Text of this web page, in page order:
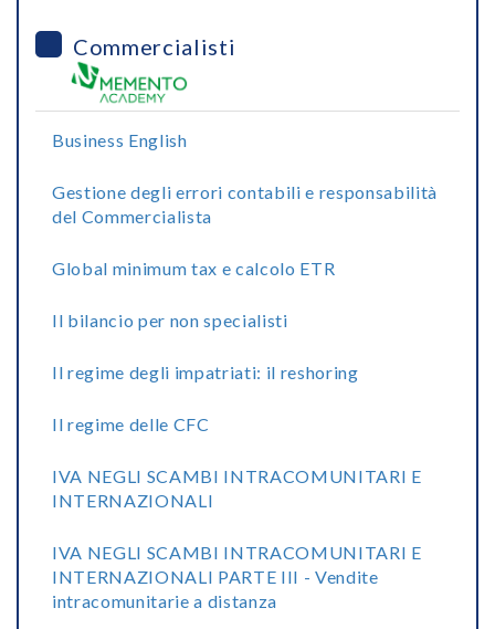
Commercialisti
Business English
Gestione degli errori contabili e responsabilità
del Commercialista
Global minimum tax e calcolo ETR
Il bilancio per non specialisti
Il regime degli impatriati: il reshoring
Il regime delle CFC
IVA NEGLI SCAMBI INTRACOMUNITARI E
INTERNAZIONALI
IVA NEGLI SCAMBI INTRACOMUNITARI E
INTERNAZIONALI PARTE III - Vendite
intracomunitarie a distanza